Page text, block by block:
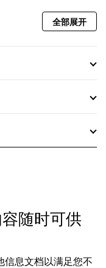
全部展开
随时可供
息文档以满足您不